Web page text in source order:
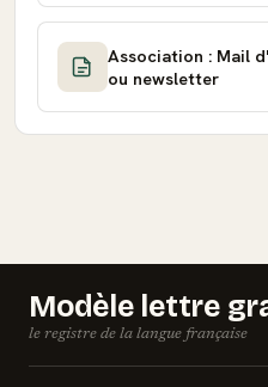
Association : Mail
ou newsletter
Modèle lettre
le registre de la langue française